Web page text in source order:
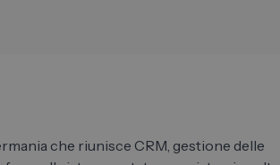
che riunisce CRM, gestione delle